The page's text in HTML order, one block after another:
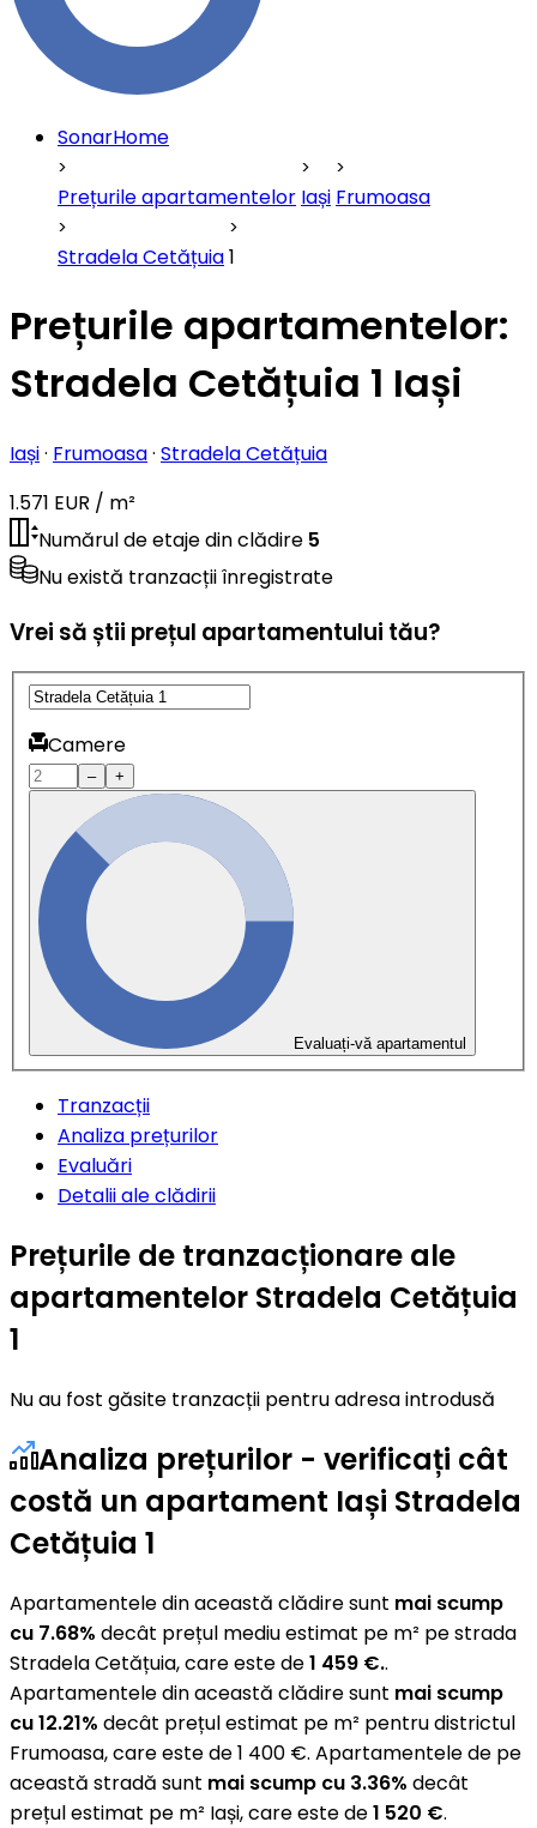
SonarHome
Prețurile apartamentelor Iași Frumoasa
Stradela Cetățuia1
Prețurile apartamentelor:
Stradela Cetățuia 1 Iași
Iași· Frumoasa· Stradela Cetățuia
1.571 EUR / m²
Numărul de etaje din clădire 5
Nu există tranzacții înregistrate
Vrei să știi prețul apartamentului tău?
Camere
– +
Evaluați-vă apartamentul
Tranzacții
Analiza prețurilor
Evaluări
Detalii ale clădirii
Prețurile de tranzacționare ale
apartamentelor Stradela Cetățuia
1
Nu au fost găsite tranzacții pentru adresa introdusă
Analiza prețurilor - verificați cât
costă un apartament Iași Stradela
Cetățuia 1
Apartamentele din această clădire sunt mai scump
cu 7.68% decât prețul mediu estimat pe m² pe strada
Stradela Cetățuia, care este de1 459 €..
Apartamentele din această clădire sunt mai scump
cu 12.21% decât prețul estimat pe m² pentru districtul
Frumoasa, care este de 1 400 €. Apartamentele de pe
această stradă sunt mai scump cu 3.36% decât
prețul estimat pe m² Iași, care este de1 520 €.